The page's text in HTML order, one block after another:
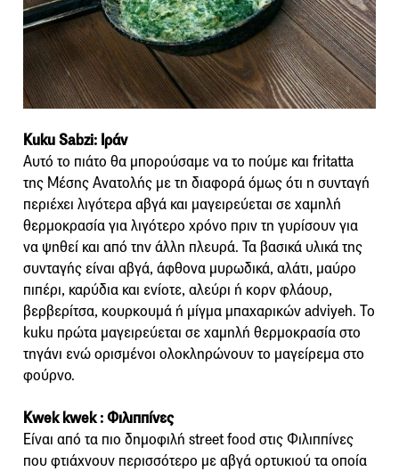
Kuku Sabzi: Ιράν
Αυτό το πιάτο θα μπορούσαμε να το πούμε και fritatta
της Μέσης Ανατολής με τη διαφορά όμως ότι η συνταγή
περιέχει λιγότερα αβγά και μαγειρεύεται σε χαμηλή
θερμοκρασία για λιγότερο χρόνο πριν τη γυρίσουν για
να ψηθεί και από την άλλη πλευρά. Τα βασικά υλικά της
συνταγής είναι αβγά, άφθονα μυρωδικά, αλάτι, μαύρο
πιπέρι, καρύδια και ενίοτε, αλεύρι ή κορν φλάουρ,
βερβερίτσα, κουρκουμά ή μίγμα μπαχαρικών adviyeh. Το
kuku πρώτα μαγειρεύεται σε χαμηλή θερμοκρασία στο
τηγάνι ενώ ορισμένοι ολοκληρώνουν το μαγείρεμα στο
φούρνο.
Κwek kwek : Φιλιππίνες
Είναι από τα πιο δημοφιλή street food στις Φιλιππίνες
που φτιάχνουν περισσότερο με αβγά ορτυκιού τα οποία